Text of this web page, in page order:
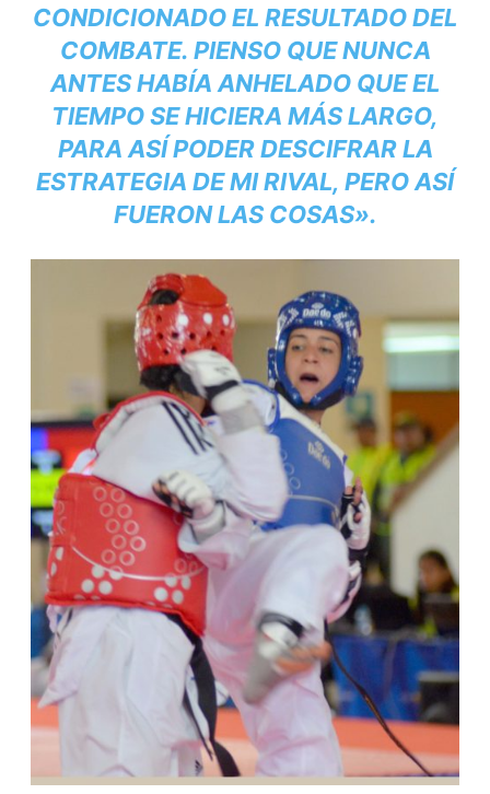
CONDICIONADO EL RESULTADO DEL
COMBATE. PIENSO QUE NUNCA
ANTES HABÍA ANHELADO QUE EL
TIEMPO SE HICIERA MÁS LARGO,
PARA ASÍ PODER DESCIFRAR LA
ESTRATEGIA DE MI RIVAL, PERO ASÍ
FUERON LAS COSAS».